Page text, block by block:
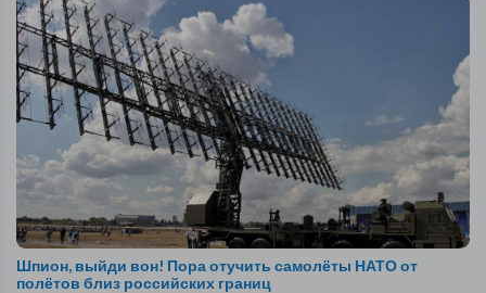
Шпион, выйди вон! Пора отучить самолёты НАТО от
полётов близ российских границ